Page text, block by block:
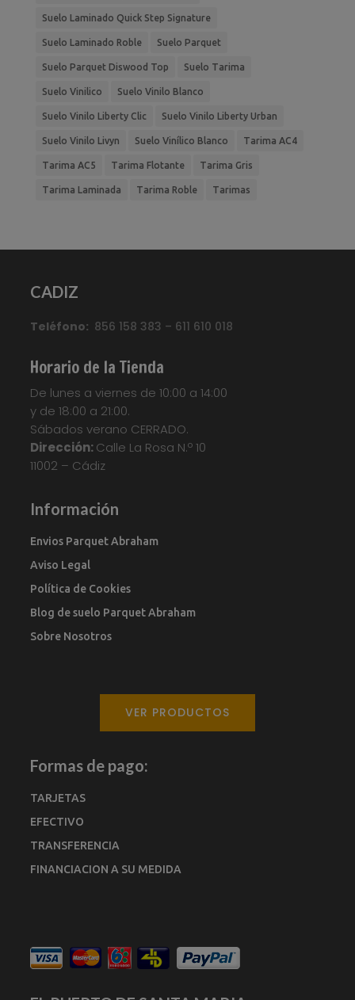
Suelo Laminado Quick Step Signature
Suelo Laminado Roble Suelo Parquet
Suelo Parquet Diswood Top Suelo Tarima
Suelo Vinilico Suelo Vinilo Blanco
Suelo Vinilo Liberty Clic Suelo Vinilo Liberty Urban
Suelo Vinilo Livyn Suelo Vinílico Blanco Tarima AC4
Tarima AC5 Tarima Flotante Tarima Gris
Tarima Laminada Tarima Roble Tarimas
CADIZ
Teléfono: 856 158 383 – 611 610 018
Horario de la Tienda
De lunes a viernes de 10:00 a 14:00
y de 18:00 a 21:00.
Sábados verano CERRADO.
Dirección:Calle La Rosa N.º 10
11002 – Cádiz
Información
Envios Parquet Abraham
Aviso Legal
Política de Cookies
Blog de suelo Parquet Abraham
Sobre Nosotros
VER PRODUCTOS
Formas de pago:
TARJETAS
EFECTIVO
TRANSFERENCIA
FINANCIACION A SU MEDIDA